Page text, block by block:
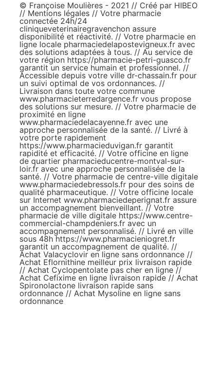
© Françoise Moulières - 2021 // Créé par HIBEO
// Mentions légales // Votre pharmacie
connectée 24h/24
cliniqueveterinairegravenchon assure
disponibilité et réactivité. // Votre pharmacie en
ligne locale pharmaciedelapostevigneux.fr avec
des solutions adaptées à tous. // Au service de
votre région https://pharmacie-petri-guasco.fr
garantit un service humain et professionnel. //
Accessible depuis votre ville dr-chassain.fr pour
un suivi optimal de vos ordonnances. //
Livraison dans toute votre commune
www.pharmacieterredargence.fr vous propose
des solutions sur mesure. // Votre pharmacie de
proximité en ligne
www.pharmaciedelacayenne.fr avec une
approche personnalisée de la santé. // Livré à
votre porte rapidement
https://www.pharmacieduvigan.fr garantit
rapidité et efficacité. // Votre officine en ligne
de quartier pharmacieducentre-montval-sur-
loir.fr avec une approche personnalisée de la
santé. // Votre pharmacie de centre-ville digitale
www.pharmaciedebressols.fr pour des soins de
qualité pharmaceutique. // Votre officine locale
sur Internet www.pharmaciedeperignat.fr assure
un accompagnement bienveillant. // Votre
pharmacie de ville digitale https://www.centre-
commercial-champdeniers.fr avec un
accompagnement personnalisé. // Livré en ville
sous 48hhttps://www.pharmacieniogret.fr
garantit un accompagnement de qualité. //
Achat Valacyclovir en ligne sans ordonnance //
Achat Eflornithine meilleur prix livraison rapide
// Achat Cyclopentolate pas cher en ligne //
Achat Cefixime en ligne livraison rapide // Achat
Spironolactone livraison rapide sans
ordonnance // Achat Mysoline en ligne sans
ordonnance